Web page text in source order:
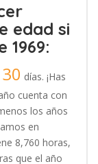
edad si
1969:
30 días. ¡Has
cuenta con
los años
en
8,760 horas,
que el año